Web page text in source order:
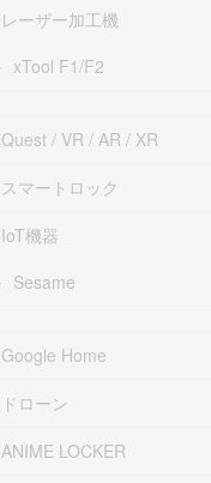
レーザー加工機
xTool F1/F2
Quest / VR / AR / XR
スマートロック
IoT機器
Sesame
Google Home
ドローン
ANIME LOCKER